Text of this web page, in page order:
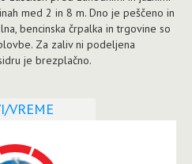
med 2 in 8 m. Dno je peščeno in
bencinska črpalka in trgovine so
Za zaliv ni podeljena
je brezplačno.
VREME